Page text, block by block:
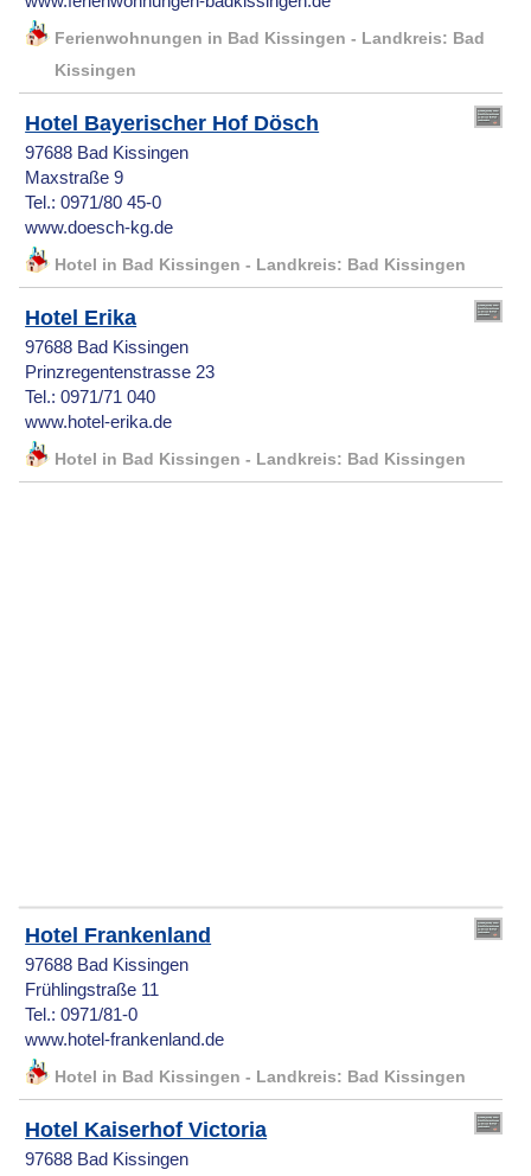
Ferienwohnungen in Bad Kissingen - Landkreis: Bad
Kissingen
Hotel Bayerischer Hof Dösch
97688 Bad Kissingen
Maxstraße 9
Tel.: 0971/80 45-0
www.doesch-kg.de
Hotel in Bad Kissingen - Landkreis: Bad Kissingen
Hotel Erika
97688 Bad Kissingen
Prinzregentenstrasse 23
Tel.: 0971/71 040
www.hotel-erika.de
Hotel in Bad Kissingen - Landkreis: Bad Kissingen
Hotel Frankenland
97688 Bad Kissingen
Frühlingstraße 11
Tel.: 0971/81-0
www.hotel-frankenland.de
Hotel in Bad Kissingen - Landkreis: Bad Kissingen
Hotel Kaiserhof Victoria
97688 Bad Kissingen